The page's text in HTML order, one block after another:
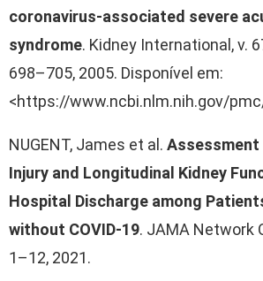
coronavirus-associated severe
syndrome. Kidney International, v.
698–705, 2005. Disponível em:
<https://www.ncbi.nlm.nih.gov/
NUGENT, James et al. Assessment
Injury and Longitudinal Kidney
Hospital Discharge among
without COVID-19. JAMA Network
1–12, 2021.